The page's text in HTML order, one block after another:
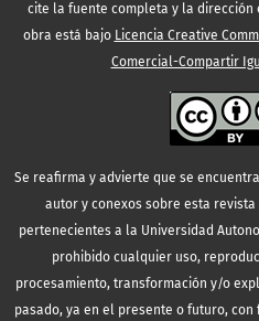
cite la fuente completa y la
obra está bajo Licencia Creative
Comercial-Compartir
Se reafirma y advierte que se
autor y conexos sobre esta
pertenecientes a la Universidad
prohibido cualquier uso,
procesamiento, transformación y/o
pasado, ya en el presente o futuro,